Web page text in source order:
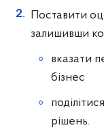
Поставити
залишивши
вказати
бізнес
рішень.